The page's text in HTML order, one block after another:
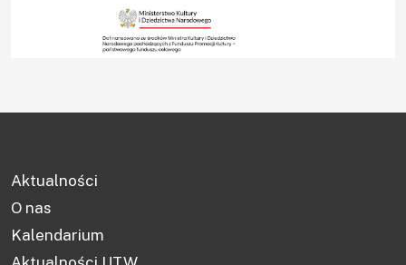
Aktualności
O nas
Kalendarium